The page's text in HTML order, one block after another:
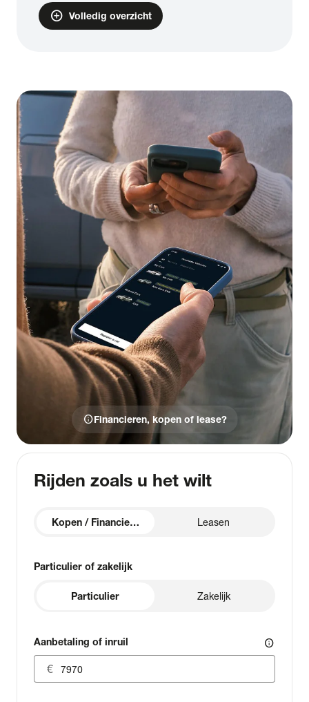
add_circle Volledig overzicht
infoFinancieren, kopen of lease?
Rijden zoals u het wilt
Kopen / Financieren Leasen
Particulier of zakelijk
Particulier Zakelijk
Aanbetaling of inruil info